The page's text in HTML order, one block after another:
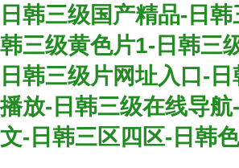
日韩三级国产精品-日韩
韩三级黄色片1-日韩三
日韩三级片网址入口-
播放-日韩三级在线导航
文-日韩三区四区-日韩